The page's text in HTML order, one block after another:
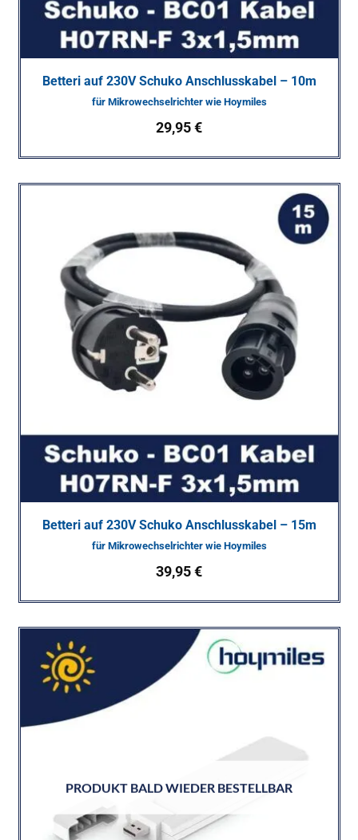
Betteri auf 230V Schuko Anschlusskabel – 10m
für Mikrowechselrichter wie Hoymiles
29,95€
Betteri auf 230V Schuko Anschlusskabel – 15m
für Mikrowechselrichter wie Hoymiles
39,95€
PRODUKT BALD WIEDER BESTELLBAR